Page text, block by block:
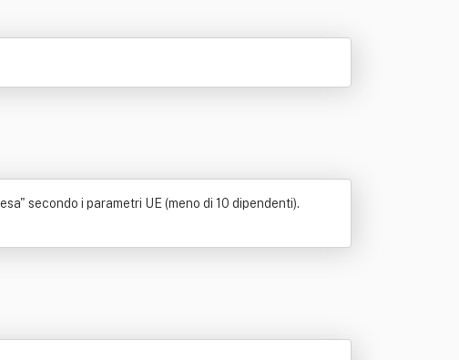
secondo i parametri UE (meno di 10 dipendenti).